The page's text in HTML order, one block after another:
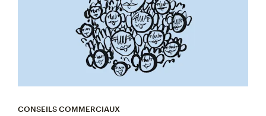
CONSEILS COMMERCIAUX